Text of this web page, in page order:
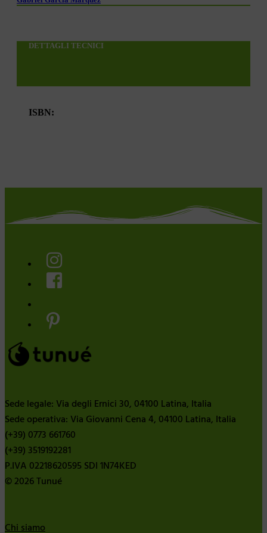
DETTAGLI TECNICI
ISBN:
Sede legale: Via degli Ernici 30, 04100 Latina, Italia
Sede operativa: Via Giovanni Cena 4, 04100 Latina, Italia
(+39) 0773 661760
(+39) 3519192281
P.IVA 02218620595 SDI 1N74KED
© 2026 Tunué
Chi siamo